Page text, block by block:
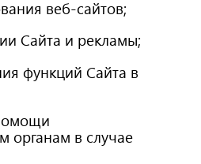
веб-сайтов;
Сайта и рекламы;
функций Сайта в
органам в случае